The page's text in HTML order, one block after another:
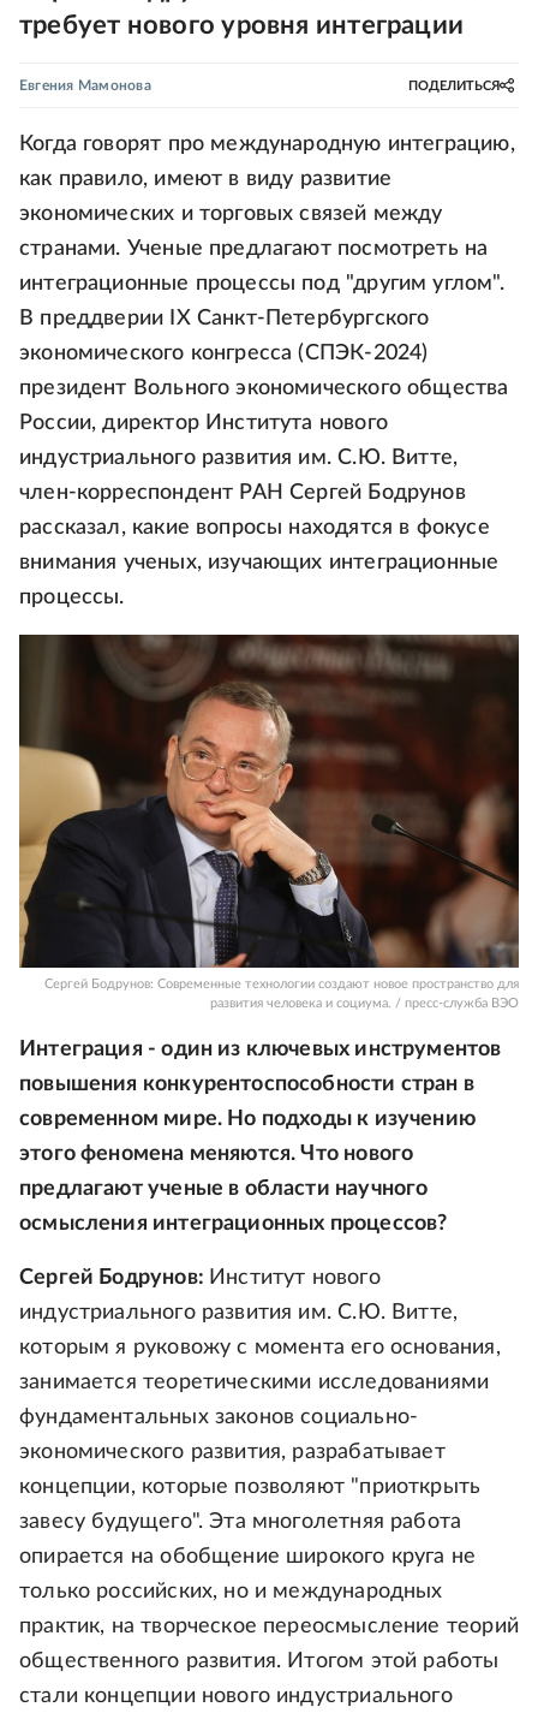
требует нового уровня интеграции
Евгения Мамонова ПОДЕЛИТЬСЯ
Когда говорят про международную интеграцию,
как правило, имеют в виду развитие
экономических и торговых связей между
странами. Ученые предлагают посмотреть на
интеграционные процессы под "другим углом".
В преддверии IX Санкт-Петербургского
экономического конгресса (СПЭК-2024)
президент Вольного экономического общества
России, директор Института нового
индустриального развития им. С.Ю. Витте,
член-корреспондент РАН Сергей Бодрунов
рассказал, какие вопросы находятся в фокусе
внимания ученых, изучающих интеграционные
процессы.
Сергей Бодрунов: Современные технологии создают новое пространство для
развития человека и социума. / пресс-служба ВЭО
Интеграция - один из ключевых инструментов
повышения конкурентоспособности стран в
современном мире. Но подходы к изучению
этого феномена меняются. Что нового
предлагают ученые в области научного
осмысления интеграционных процессов?
Сергей Бодрунов: Институт нового
индустриального развития им. С.Ю. Витте,
которым я руковожу с момента его основания,
занимается теоретическими исследованиями
фундаментальных законов социально-
экономического развития, разрабатывает
концепции, которые позволяют "приоткрыть
завесу будущего". Эта многолетняя работа
опирается на обобщение широкого круга не
только российских, но и международных
практик, на творческое переосмысление теорий
общественного развития. Итогом этой работы
стали концепции нового индустриального